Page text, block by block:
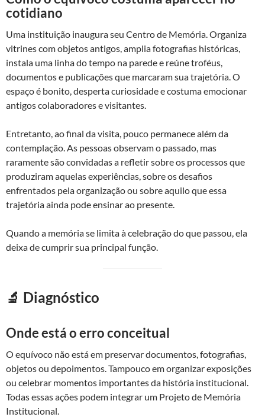
cotidiano
Uma instituição inaugura seu Centro de Memória. Organiza
vitrines com objetos antigos, amplia fotografias históricas,
instala uma linha do tempo na parede e reúne troféus,
documentos e publicações que marcaram sua trajetória. O
espaço é bonito, desperta curiosidade e costuma emocionar
antigos colaboradores e visitantes.
Entretanto, ao final da visita, pouco permanece além da
contemplação. As pessoas observam o passado, mas
raramente são convidadas a refletir sobre os processos que
produziram aquelas experiências, sobre os desafios
enfrentados pela organização ou sobre aquilo que essa
trajetória ainda pode ensinar ao presente.
Quando a memória se limita à celebração do que passou, ela
deixa de cumprir sua principal função.
🔬 Diagnóstico
Onde está o erro conceitual
O equívoco não está em preservar documentos, fotografias,
objetos ou depoimentos. Tampouco em organizar exposições
ou celebrar momentos importantes da história institucional.
Todas essas ações podem integrar um Projeto de Memória
Institucional.